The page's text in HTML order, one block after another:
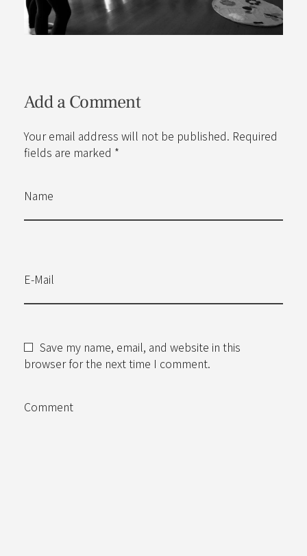
Add a Comment
Your email address will not be published. Required
fields are marked *
Name
E-Mail
Save my name, email, and website in this
browser for the next time I comment.
Comment